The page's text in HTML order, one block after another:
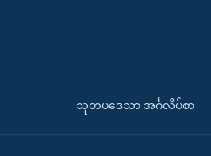
သုတပဒေသာ အင်္ဂလိပ်စာ